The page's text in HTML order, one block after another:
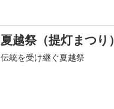
夏越祭（提灯まつり）
伝統を受け継ぐ夏越祭